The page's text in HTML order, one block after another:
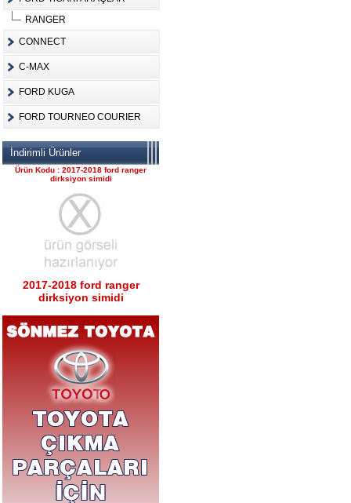
RANGER
CONNECT
C-MAX
FORD KUGA
FORD TOURNEO COURIER
İndirimli Ürünler
FORD CONNECT ÇIKMA
ÇELİK JANT CANT
komple motor
2017-2018 ford ranger 2.2
komple motor
Ürün Kodu : 2017-2018 ford ranger
dirksiyon simidi
2017-2018 ford ranger
dirksiyon simidi
sol tabla
2017-2018 ford ranger sağ
sol tabla
Ürün Kodu : 2017-2018 ford ranger arka